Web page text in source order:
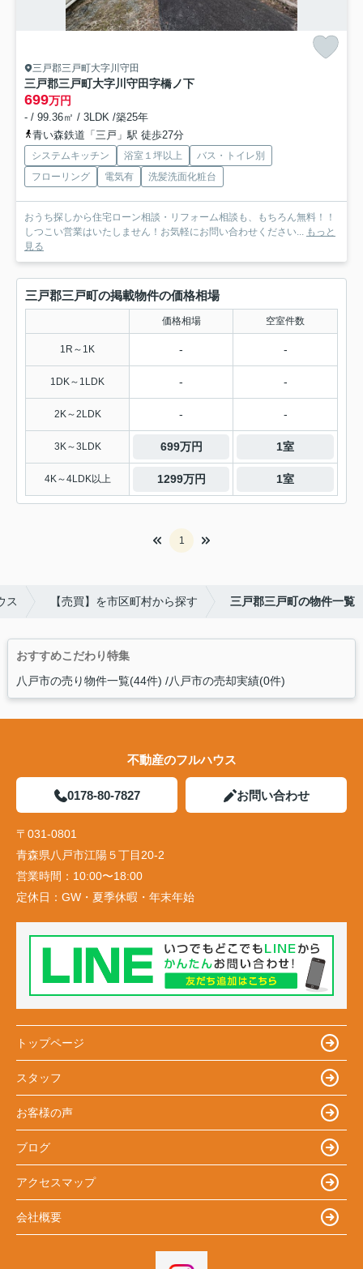
三戸郡三戸町大字川守田
三戸郡三戸町大字川守田字橋ノ下
699万円
- / 99.36㎡ / 3LDK /築25年
青い森鉄道「三戸」駅 徒歩27分
システムキッチン 浴室１坪以上
バス・トイレ別
フローリング
電気有 洗髪洗面化粧台
おうち探しから住宅ローン相談・リフォーム相談も、もちろん無料！！
しつこい営業はいたしません！お気軽にお問い合わせください... もっと
見る
三戸郡三戸町の掲載物件の価格相場
価格相場 空室件数
1R～1K - -
1DK～1LDK - -
2K～2LDK - -
3K～3LDK 699万円 1室
4K～4LDK以上 1299万円 1室
1
ス 【売買】を市区町村から探す 三戸郡三戸町の物件一覧
おすすめこだわり特集
八戸市の売り物件一覧(44件) 八戸市の売却実績(0件)
不動産のフルハウス
0178-80-7827 お問い合わせ
〒031-0801
青森県八戸市江陽５丁目20-2
営業時間： 10:00〜18:00
定休日： GW・夏季休暇・年末年始
トップページ
スタッフ
お客様の声
ブログ
アクセスマップ
会社概要